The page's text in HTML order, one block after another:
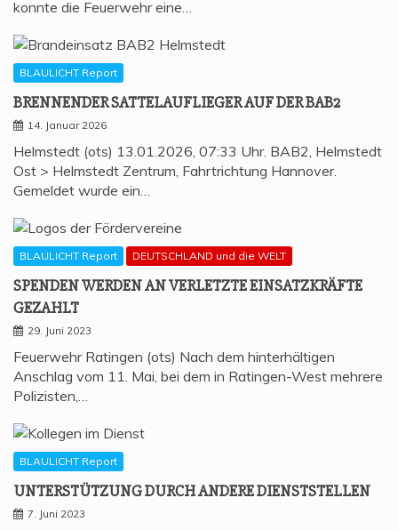
konnte die Feuerwehr eine…
BLAULICHT Report
BREN­NEN­DER SAT­TEL­AUF­LIE­GER AUF DER BAB2
14. Januar 2026
Helmstedt (ots) 13.01.2026, 07:33 Uhr. BAB2, Helmstedt
Ost > Helmstedt Zentrum, Fahrtrichtung Hannover.
Gemeldet wurde ein…
BLAULICHT Report DEUTSCHLAND und die WELT
SPEN­DEN WER­DEN AN VER­LETZ­TE EIN­SATZ­KRÄF­TE
GEZAHLT
29. Juni 2023
Feuerwehr Ratingen (ots) Nach dem hinterhältigen
Anschlag vom 11. Mai, bei dem in Ratingen-West mehrere
Polizisten,…
BLAULICHT Report
UNTER­STÜT­ZUNG DURCH ANDE­RE DIENSTSTELLEN
7. Juni 2023